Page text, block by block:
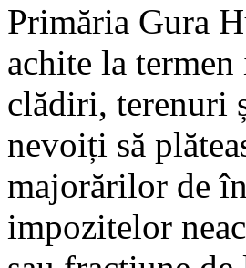
Primăria Gura
achite la
clădiri, terenuri
nevoiți să
majorărilor de
impozitelor